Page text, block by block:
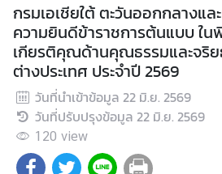
ร
ก
ก
ร
ม
เ
อ
เ
กรมเอเชียใต้ ตะวันออกกลางแ
ความยินดีข้าราชการต้นแบบ ใน
เกียรติคุณด้านคุณธรรมและจริย
ต่างประเทศ ประจำปี 2569
วันที่นำเข้าข้อมูล 22 มิ.ย. 2569
วันที่ปรับปรุงข้อมูล 22 มิ.ย. 2569
120 view